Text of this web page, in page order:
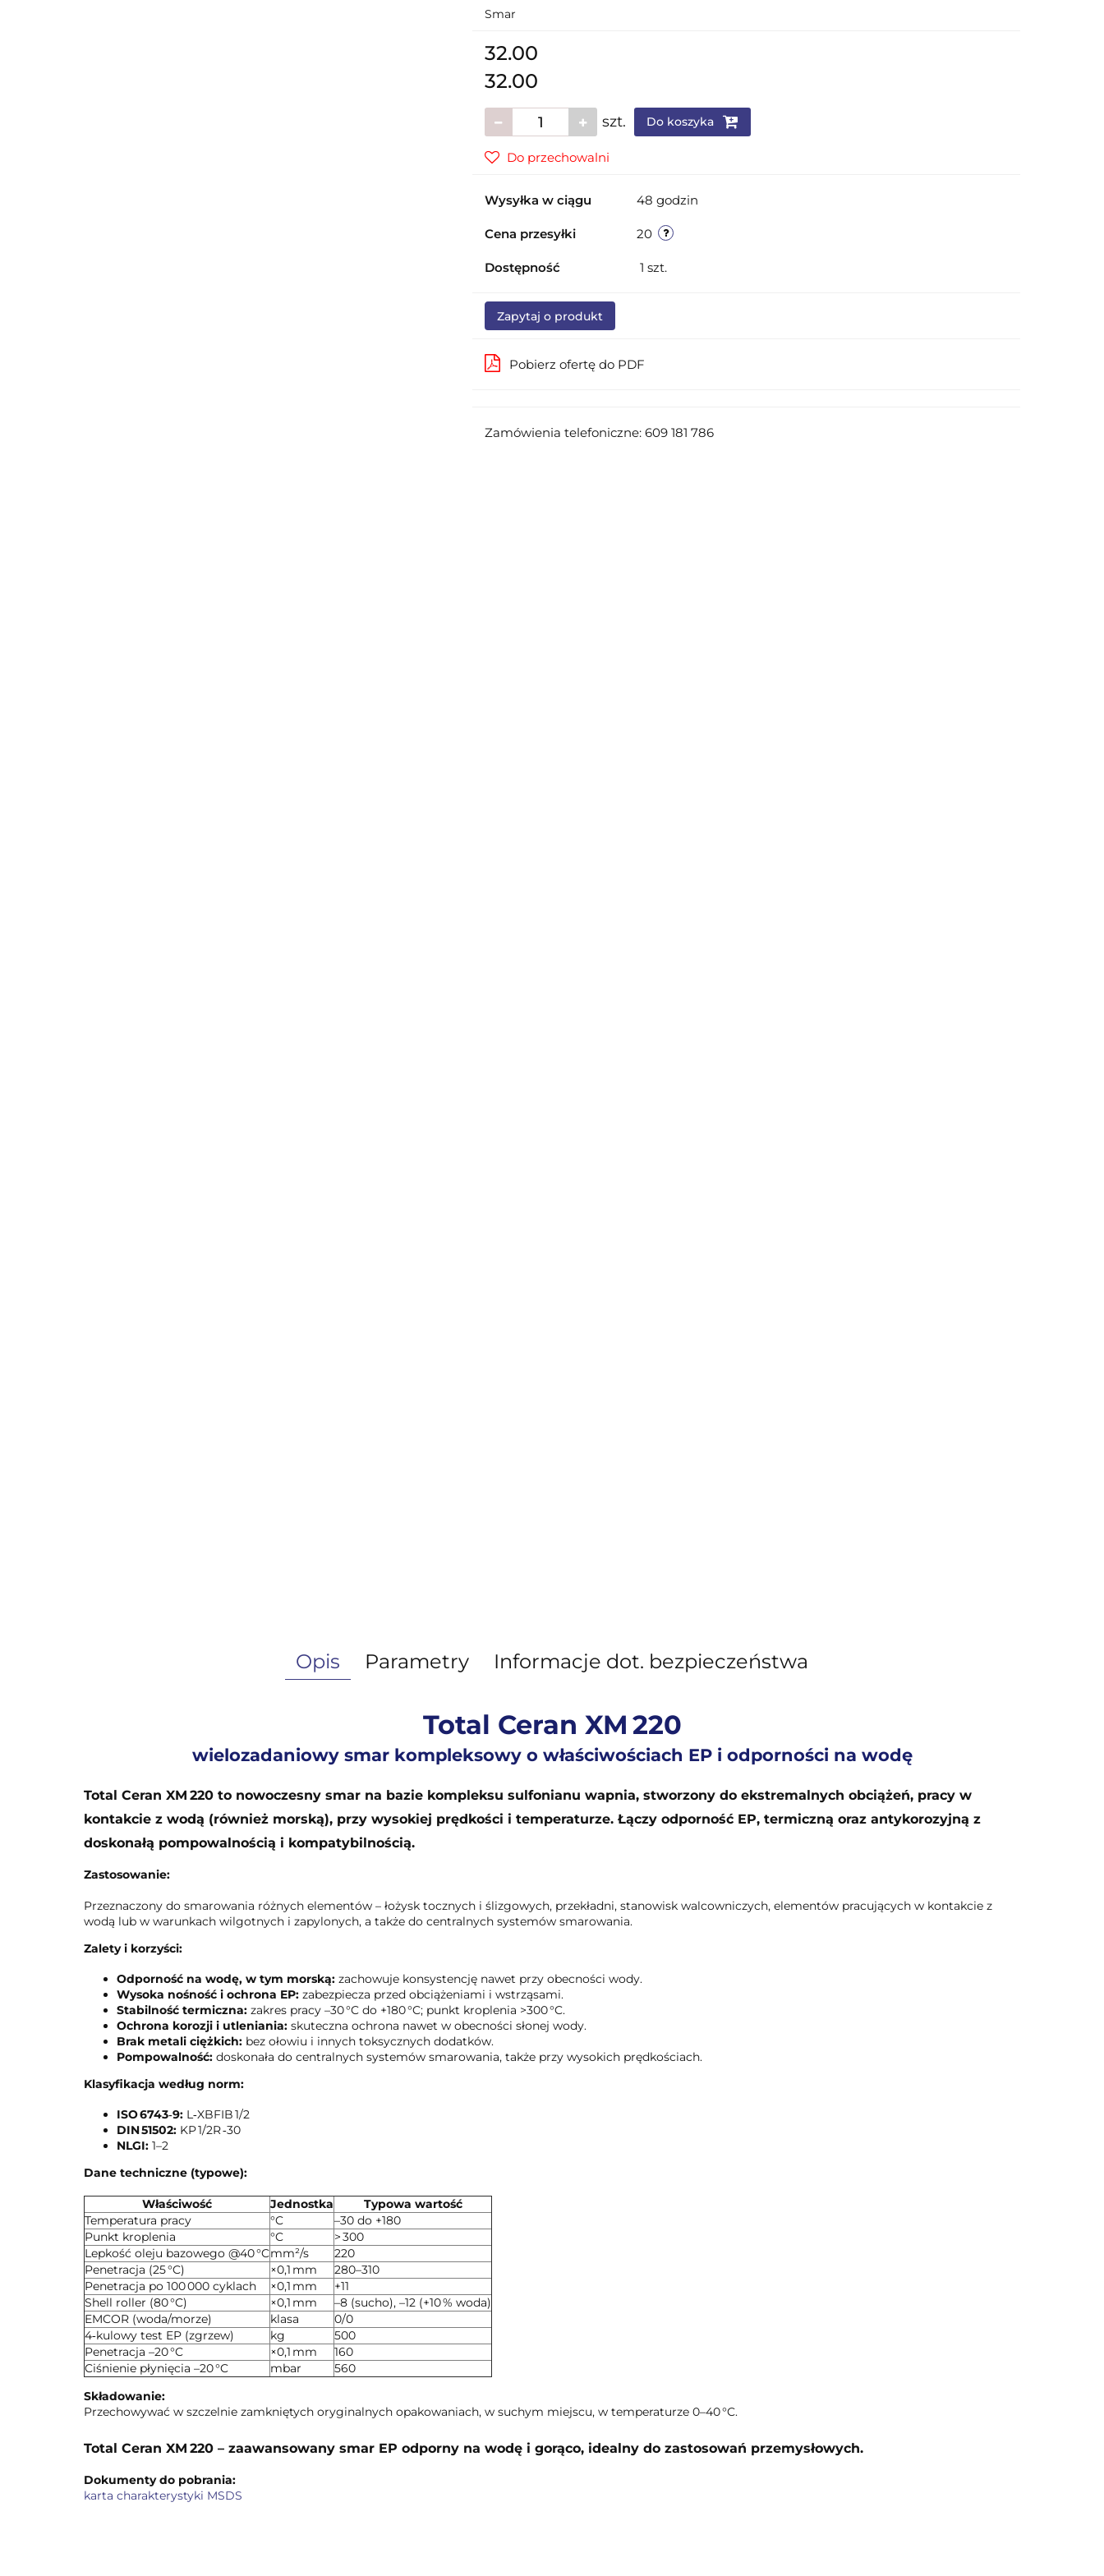
Smar
32.00
32.00
szt. Do koszyka
Do przechowalni
Wysyłka w ciągu 48 godzin
Cena przesyłki 20
Dostępność 1 szt.
Zapytaj o produkt
Pobierz ofertę do PDF
Zamówienia telefoniczne: 609 181 786
Opis Parametry Informacje dot. bezpieczeństwa
Total Ceran XM 220
wielozadaniowy smar kompleksowy o właściwościach EP i odporności na wodę
Total Ceran XM 220 to nowoczesny smar na bazie kompleksu sulfonianu wapnia, stworzony do ekstremalnych obciążeń, pracy w
kontakcie z wodą (również morską), przy wysokiej prędkości i temperaturze. Łączy odporność EP, termiczną oraz antykorozyjną z
doskonałą pompowalnością i kompatybilnością.
Zastosowanie:
Przeznaczony do smarowania różnych elementów – łożysk tocznych i ślizgowych, przekładni, stanowisk walcowniczych, elementów pracujących w kontakcie z
wodą lub w warunkach wilgotnych i zapylonych, a także do centralnych systemów smarowania.
Zalety i korzyści:
Odporność na wodę, w tym morską: zachowuje konsystencję nawet przy obecności wody.
Wysoka nośność i ochrona EP: zabezpiecza przed obciążeniami i wstrząsami.
Stabilność termiczna: zakres pracy –30 °C do +180 °C; punkt kroplenia >300 °C.
Ochrona korozji i utleniania: skuteczna ochrona nawet w obecności słonej wody.
Brak metali ciężkich: bez ołowiu i innych toksycznych dodatków.
Pompowalność: doskonała do centralnych systemów smarowania, także przy wysokich prędkościach.
Klasyfikacja według norm:
ISO 6743‑9: L‑XBFIB 1/2
DIN 51502: KP 1/2R ‑30
NLGI: 1–2
Dane techniczne (typowe):
Właściwość Jednostka
Typowa wartość
Temperatura pracy
°C
–30 do +180
Punkt kroplenia
°C
> 300
Lepkość oleju bazowego @40 °Cmm²/s
220
Penetracja (25 °C)
×0,1 mm
280–310
Penetracja po 100 000 cyklach
×0,1 mm
+11
Shell roller (80 °C)
×0,1 mm
–8 (sucho), –12 (+10 % woda)
EMCOR (woda/morze)
klasa
0/0
4‑kulowy test EP (zgrzew)
kg
500
Penetracja –20 °C
×0,1 mm
160
Ciśnienie płynięcia –20 °C
mbar
560
Składowanie:
Przechowywać w szczelnie zamkniętych oryginalnych opakowaniach, w suchym miejscu, w temperaturze 0–40 °C.
Total Ceran XM 220 – zaawansowany smar EP odporny na wodę i gorąco, idealny do zastosowań przemysłowych.
Dokumenty do pobrania:
karta charakterystyki MSDS